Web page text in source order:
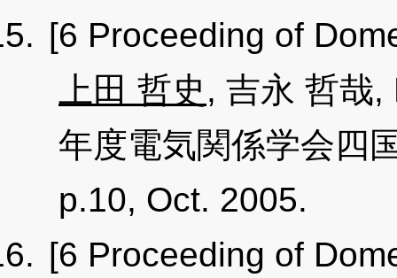
[6 Proceeding of
上田 哲史 , 吉永 哲哉,
年度電気関係学会四
p.10, Oct. 2005.
[6 Proceeding of